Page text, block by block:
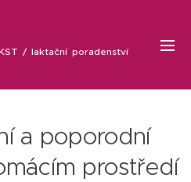
KST / laktační poradenství
a poporodní
prostředí